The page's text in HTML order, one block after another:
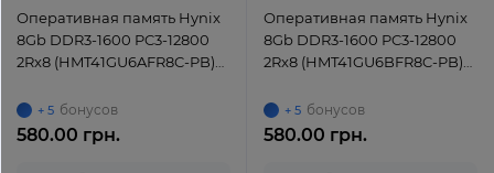
Оперативная память Hynix
8Gb DDR3-1600 PC3-12800
2Rx8 (HMT41GU6AFR8C-PB)
+ 5 бонусов
580.00 грн.
Оперативная память Hynix
8Gb DDR3-1600 PC3-12800
2Rx8 (HMT41GU6BFR8C-PB)
+ 5 бонусов
580.00 грн.